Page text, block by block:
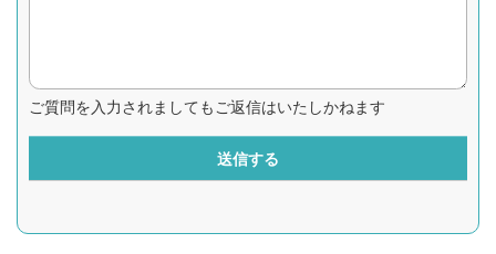
ご質問を入力されましてもご返信はいたしかねます
送信する